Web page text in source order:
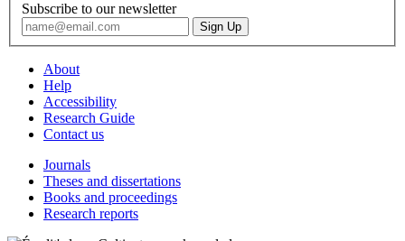
Subscribe to our newsletter
About
Help
Accessibility
Research Guide
Contact us
Journals
Theses and dissertations
Books and proceedings
Research reports